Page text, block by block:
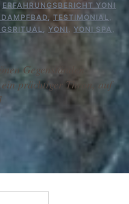
ERFAHRUNGSBERICHT YONI
, TESTIMONIAL ,
, YONI, YONI SPA ,
Gegenständen
prächtiger Thron, auf